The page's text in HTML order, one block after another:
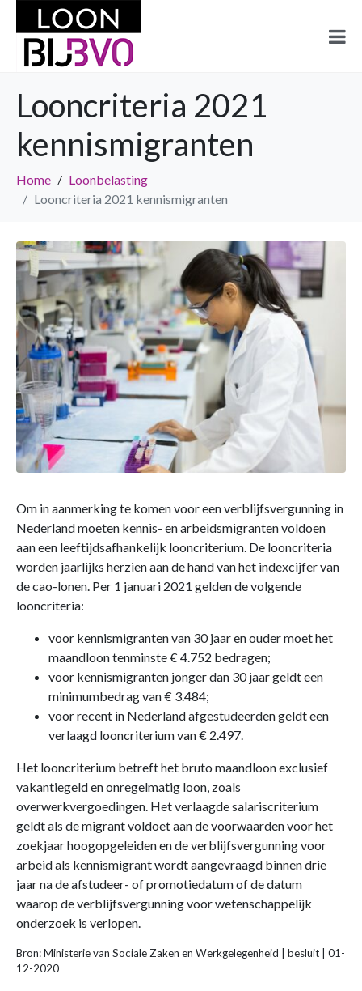
Looncriteria 2021
kennismigranten
Home
Loonbelasting
Looncriteria 2021 kennismigranten
Om in aanmerking te komen voor een verblijfsvergunning in
Nederland moeten kennis- en arbeidsmigranten voldoen
aan een leeftijdsafhankelijk looncriterium. De looncriteria
worden jaarlijks herzien aan de hand van het indexcijfer van
de cao-lonen. Per 1 januari 2021 gelden de volgende
looncriteria:
voor kennismigranten van 30 jaar en ouder moet het
maandloon tenminste € 4.752 bedragen;
voor kennismigranten jonger dan 30 jaar geldt een
minimumbedrag van € 3.484;
voor recent in Nederland afgestudeerden geldt een
verlaagd looncriterium van € 2.497.
Het looncriterium betreft het bruto maandloon exclusief
vakantiegeld en onregelmatig loon, zoals
overwerkvergoedingen. Het verlaagde salariscriterium
geldt als de migrant voldoet aan de voorwaarden voor het
zoekjaar hoogopgeleiden en de verblijfsvergunning voor
arbeid als kennismigrant wordt aangevraagd binnen drie
jaar na de afstudeer- of promotiedatum of de datum
waarop de verblijfsvergunning voor wetenschappelijk
onderzoek is verlopen.
Bron: Ministerie van Sociale Zaken en Werkgelegenheid | besluit | 01-
12-2020